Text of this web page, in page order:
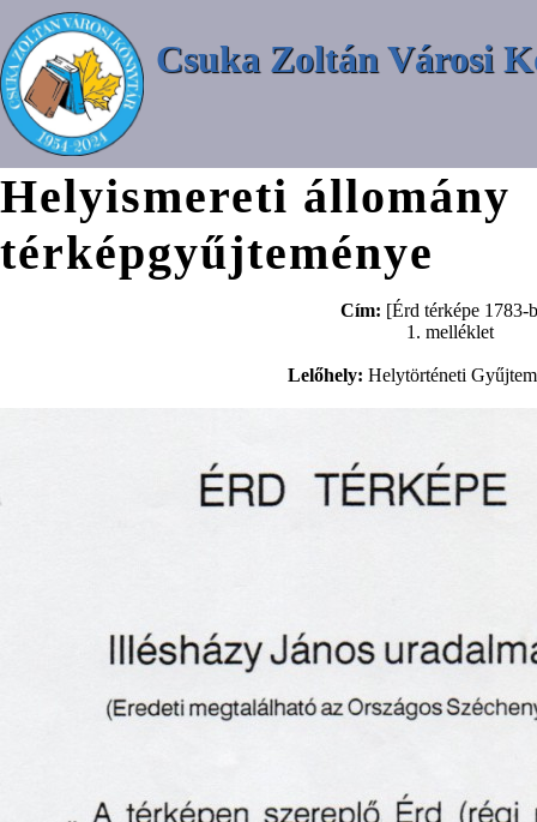
Csuka Zoltán Városi
Helyismereti állomány
térképgyűjteménye
Cím: [Érd térképe 1783-
1. melléklet
Lelőhely: Helytörténeti